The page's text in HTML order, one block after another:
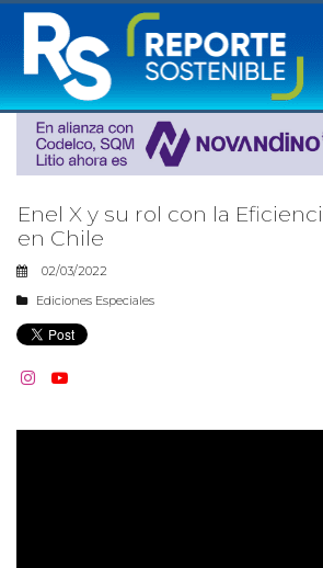
Enel X y su rol con la
en Chile
02/03/2022
Ediciones Especiales
 